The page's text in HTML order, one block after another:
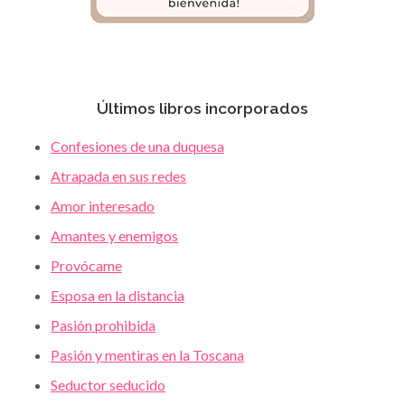
Últimos libros incorporados
Confesiones de una duquesa
Atrapada en sus redes
Amor interesado
Amantes y enemigos
Provócame
Esposa en la distancia
Pasión prohibida
Pasión y mentiras en la Toscana
Seductor seducido